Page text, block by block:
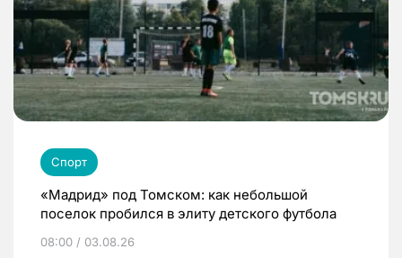
Спорт
«Мадрид» под Томском: как небольшой
поселок пробился в элиту детского футбола
08:00 / 03.08.26